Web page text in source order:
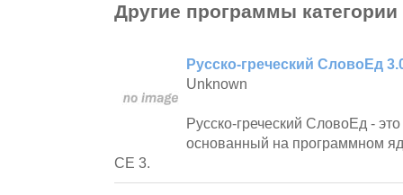
Другие программы категории
Русско-греческий СловоЕд
Unknown
Русско-греческий СловоЕд -
основанный на программном
CE 3.